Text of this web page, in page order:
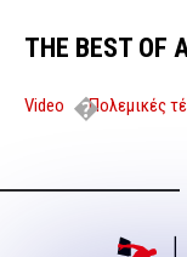
THE BEST OF
Video Πολεμικές